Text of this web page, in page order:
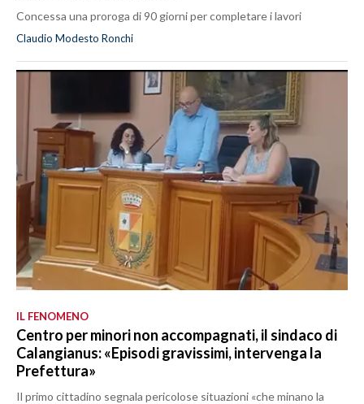
Concessa una proroga di 90 giorni per completare i lavori
Claudio Modesto Ronchi
IL FENOMENO
Centro per minori non accompagnati, il sindaco di
Calangianus: «Episodi gravissimi, intervenga la
Prefettura»
Il primo cittadino segnala pericolose situazioni «che minano la